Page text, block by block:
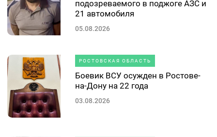
подозреваемого в поджоге АЗС и
21 автомобиля
05.08.2026
РОСТОВСКАЯ ОБЛАСТЬ
Боевик ВСУ осужден в Ростове-
на-Дону на 22 года
03.08.2026